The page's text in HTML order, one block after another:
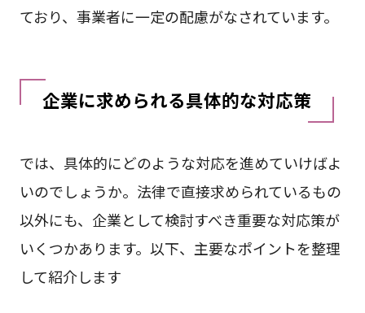
ており、事業者に一定の配慮がなされています。
企業に求められる具体的な対応策
では、具体的にどのような対応を進めていけばよ
いのでしょうか。法律で直接求められているもの
以外にも、企業として検討すべき重要な対応策が
いくつかあります。以下、主要なポイントを整理
して紹介します